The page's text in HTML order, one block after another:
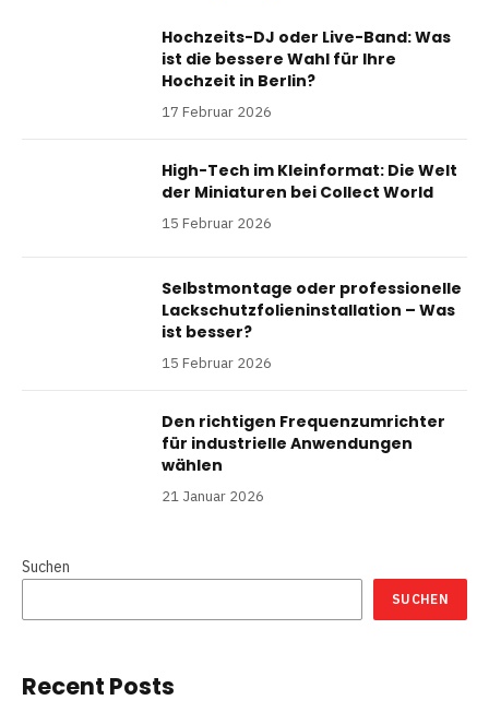
Hochzeits-DJ oder Live-Band: Was
ist die bessere Wahl für Ihre
Hochzeit in Berlin?
17 Februar 2026
High-Tech im Kleinformat: Die Welt
der Miniaturen bei Collect World
15 Februar 2026
Selbstmontage oder professionelle
Lackschutzfolieninstallation – Was
ist besser?
15 Februar 2026
Den richtigen Frequenzumrichter
für industrielle Anwendungen
wählen
21 Januar 2026
Suchen
SUCHEN
Recent Posts